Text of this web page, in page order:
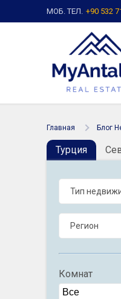
МОБ. ТЕЛ. +90 532
Главная Блог
Турция
Тип
Регион
Комнат